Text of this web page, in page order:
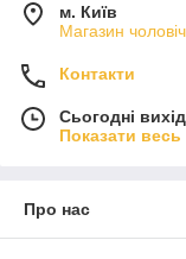
м. Київ
Магазин
Контакти
Сьогодні
Показати
Про нас